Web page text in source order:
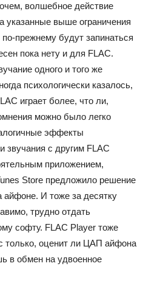
волшебное действие
указанные выше ограничения
прежнему будут запинаться
пока нету и для FLAC.
одного и того же
психологически казалось,
играет более, что ли,
можно было легко
эффекты
звучания с другим FLAC
приложением,
Store предложило решение
айфоне. И тоже за десятку
трудно отдать
софту. FLAC Player тоже
только, оценит ли ЦАП айфона
в обмен на удвоенное